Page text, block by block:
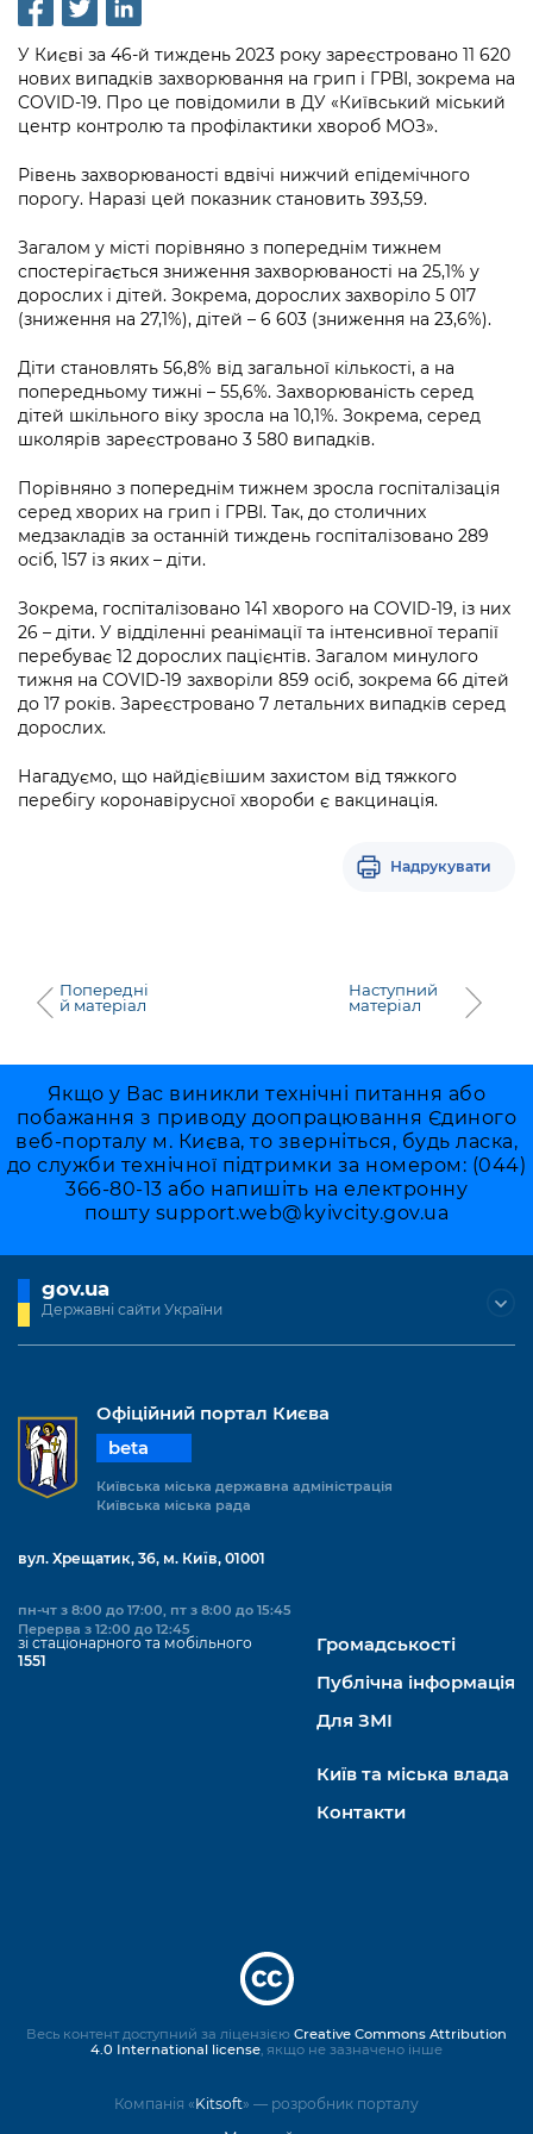
Рішення та розпорядження
Проєкти розпоряджень, що
перебувають на погодженні КМВА
Рішення Київради
Контактна інформація
Графік роботи та прийому громадян
Вакансії
Звернення громадян
Регуляторна діяльність
Промисловість і наука Києва
Підприємства, установи, організації
Річні звіти
Гендерна політика
Безбар'єрність
Київська міська військова адміністрація
Освіта та навчальні заклади
Дороги, транспорт та парковки
Навколишнє середовище міста
Містобудування та земельні ділянки
Бізнес та ліцензування
Фінанси та бюджет
Безпека та правопорядок
Ритуальні послуги
Пам'ятки культурної спадщини
Портал Захисників та Захисниць
Безбар'єрність
Портал послуг
Міський застосунок Київ Цифровий
Важливе під час воєнного стану
Громадська експертиза
Громадський бюджет
Консультації з громадськістю
Громадська рада
Відкритий бюджет
Контактний центр
Допомога учасникам АТО
Рада з питань внутрішньо переміщених
осіб при Київській міській військовій
«Ініціатива «Партнерство «Відкритий
Уряд» – місцевий рівень»
Важливе під час воєнного стану
Інформація з обмеженим доступом
Подати запит онлайн
інших актів
Питання і відповіді про публічну
інформацію
бездіяльності розпорядників інформації
Звіти про опрацювання запитів на
публічну інформацію
Інформація для споживачів
Про відкриті дані
Портал даних Києва
Публічні дашборди
Медіагалерея
Підписатися на новини та анонси від
КМДА / Subscribe to announcements
from the KCSA
Порядок акредитації медіа /
Accreditation process
Подати журналістський запит /
Submitting a media request
Зйомки в лікарнях в умовах воєнного
стану / Rules for media coverage of
hospitals at work under martial law
Контакти для медіа / Contacts for mass
Портал Послуг
У Києві за 46-й тиждень 2023 року зареєстровано 11 620
нових випадків захворювання на грип і ГРВІ, зокрема на
COVID-19. Про це повідомили в ДУ «Київський міський
центр контролю та профілактики хвороб МОЗ».
Рівень захворюваності вдвічі нижчий епідемічного
порогу. Наразі цей показник становить 393,59.
Загалом у місті порівняно з попереднім тижнем
спостерігається зниження захворюваності на 25,1% у
дорослих і дітей. Зокрема, дорослих захворіло 5 017
(зниження на 27,1%), дітей – 6 603 (зниження на 23,6%).
Діти становлять 56,8% від загальної кількості, а на
попередньому тижні – 55,6%. Захворюваність серед
дітей шкільного віку зросла на 10,1%. Зокрема, серед
школярів зареєстровано 3 580 випадків.
Порівняно з попереднім тижнем зросла госпіталізація
серед хворих на грип і ГРВІ. Так, до столичних
медзакладів за останній тиждень госпіталізовано 289
осіб, 157 із яких – діти.
Зокрема, госпіталізовано 141 хворого на COVID-19, із них
26 – діти. У відділенні реанімації та інтенсивної терапії
перебуває 12 дорослих пацієнтів. Загалом минулого
тижня на COVID-19 захворіли 859 осіб, зокрема 66 дітей
до 17 років. Зареєстровано 7 летальних випадків серед
дорослих.
Нагадуємо, що найдієвішим захистом від тяжкого
перебігу коронавірусної хвороби є вакцинація.
Надрукувати
Попередні
й матеріал
Наступний
матеріал
Якщо у Вас виникли технічні питання або
побажання з приводу доопрацювання Єдиного
веб-порталу м. Києва, то зверніться, будь ласка,
до служби технічної підтримки за номером: (044)
366-80-13 або напишіть на електронну
пошту support.web@kyivcity.gov.ua
gov.ua
Державні сайти України
Офіційний портал Києва
beta
Київська міська державна адміністрація
Київська міська рада
вул. Хрещатик, 36, м. Київ, 01001
пн-чт з 8:00 до 17:00, пт з 8:00 до 15:45
Перерва з 12:00 до 12:45
зі стаціонарного та мобільного
1551
Громадськості
Публічна інформація
Для ЗМІ
Київ та міська влада
Контакти
Компанія «Kitsoft» — розробник порталу
Весь контент доступний за ліцензією Creative Commons Attribution
4.0 International license, якщо не зазначено інше